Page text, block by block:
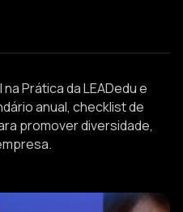
Prática da LEADedu e
anual, checklist de
promover diversidade,